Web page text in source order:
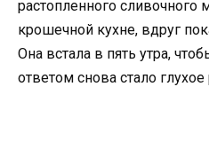
растопленного сливочного
крошечной кухне, вдруг
Она встала в пять утра,
ответом снова стало